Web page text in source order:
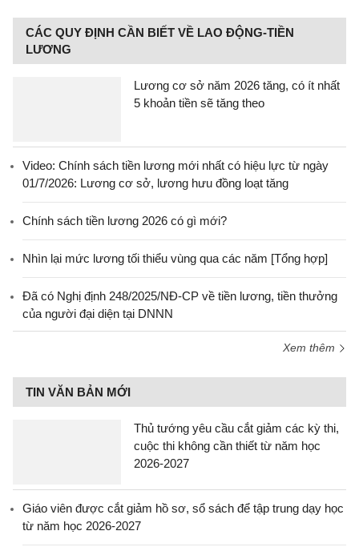
CÁC QUY ĐỊNH CẦN BIẾT VỀ LAO ĐỘNG-TIỀN
LƯƠNG
Lương cơ sở năm 2026 tăng, có ít nhất
5 khoản tiền sẽ tăng theo
Video: Chính sách tiền lương mới nhất có hiệu lực từ ngày
01/7/2026: Lương cơ sở, lương hưu đồng loạt tăng
Chính sách tiền lương 2026 có gì mới?
Nhìn lại mức lương tối thiểu vùng qua các năm [Tổng hợp]
Đã có Nghị định 248/2025/NĐ-CP về tiền lương, tiền thưởng
của người đại diện tại DNNN
Xem thêm
TIN VĂN BẢN MỚI
Thủ tướng yêu cầu cắt giảm các kỳ thi,
cuộc thi không cần thiết từ năm học
2026-2027
Giáo viên được cắt giảm hồ sơ, sổ sách để tập trung dạy học
từ năm học 2026-2027